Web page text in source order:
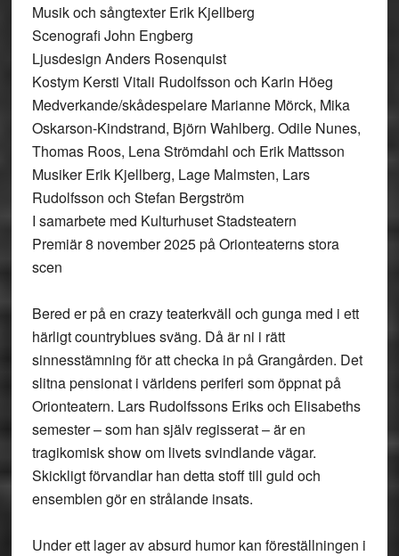
Musik och sångtexter Erik Kjellberg
Scenografi John Engberg
Ljusdesign Anders Rosenquist
Kostym Kersti Vitali Rudolfsson och Karin Höeg
Medverkande/skådespelare Marianne Mörck, Mika
Oskarson-Kindstrand, Björn Wahlberg. Odile Nunes,
Thomas Roos, Lena Strömdahl och Erik Mattsson
Musiker Erik Kjellberg, Lage Malmsten, Lars
Rudolfsson och Stefan Bergström
I samarbete med Kulturhuset Stadsteatern
Premiär 8 november 2025 på Orionteaterns stora
scen
Bered er på en crazy teaterkväll och gunga med i ett
härligt countryblues sväng. Då är ni i rätt
sinnesstämning för att checka in på Grangården. Det
slitna pensionat i världens periferi som öppnat på
Orionteatern. Lars Rudolfssons Eriks och Elisabeths
semester – som han själv regisserat – är en
tragikomisk show om livets svindlande vägar.
Skickligt förvandlar han detta stoff till guld och
ensemblen gör en strålande insats.
Under ett lager av absurd humor kan föreställningen i